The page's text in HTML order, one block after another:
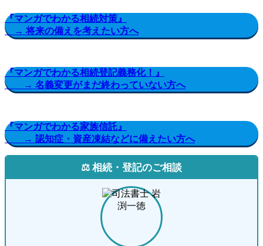
『マンガでわかる相続対策』
→ 将来の備えを考えたい方へ
『マンガでわかる相続登記義務化！』
→ 名義変更がまだ終わっていない方へ
『マンガでわかる家族信託』
→ 認知症・資産凍結などに備えたい方へ
⚖️ 相続・登記のご相談